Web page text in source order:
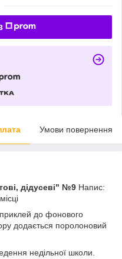
Умови повернення
дідусеві" №9 Напис:
до фонового
додається поролоновий
недільної школи.